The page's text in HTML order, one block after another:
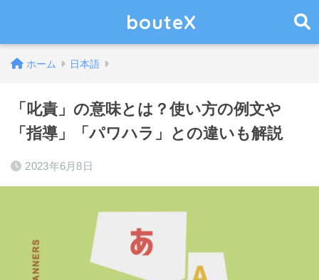
bouteX
ホーム 日本語
「叱責」の意味とは？使い方の例文や
「指導」「パワハラ」との違いも解説
2023年6月8日